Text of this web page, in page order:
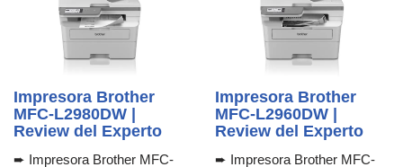
Impresora Brother
MFC-L2980DW |
Review del Experto
➨ Impresora Brother MFC-
Impresora Brother
MFC-L2960DW |
Review del Experto
➨ Impresora Brother MFC-